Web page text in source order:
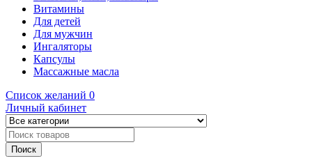
Витамины
Для детей
Для мужчин
Ингаляторы
Капсулы
Массажные масла
Список желаний 0
Личный кабинет